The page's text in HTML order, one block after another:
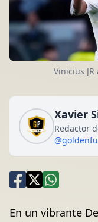
Vinicius
Xavier
Redactor
En un vibrante